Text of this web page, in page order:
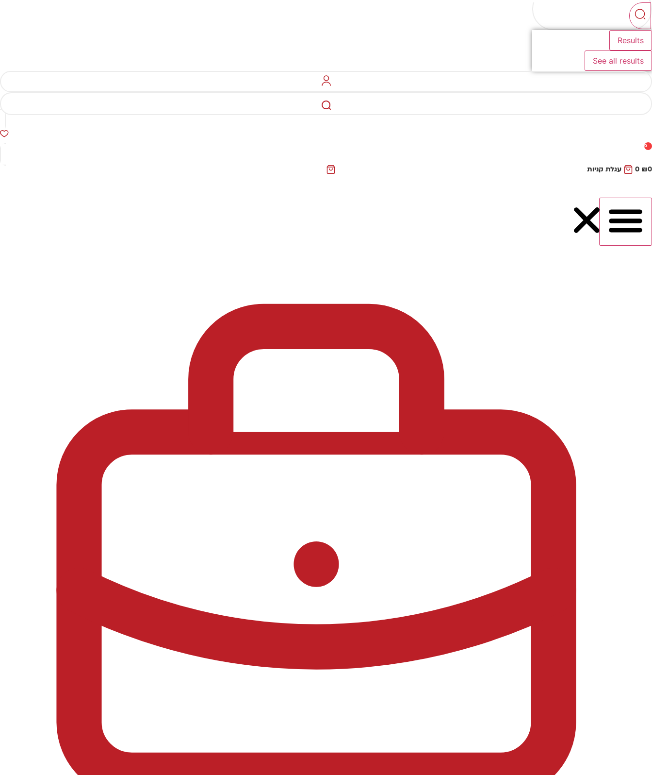
Results
See all results
0
₪0
0 עגלת קניות